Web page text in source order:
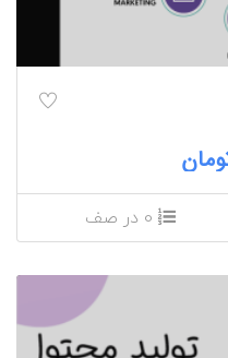
0 در صف